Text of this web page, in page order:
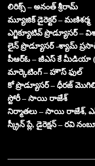
లిరిక్స్ – అనంత్ శ్రీరామ్
మ్యూజిక్ డైరెక్టర్ – మణిశర్మ
ఎగ్జిక్యూటివ్ ప్రొడ్యూసర్ –
లైన్ ప్రొడ్యూసర్ -శ్యామ్
పీఆర్ఓ – జీఎస్ కే మీడియా
మార్కెటింగ్ – హౌస్ ఫుల్
కో ప్రొడ్యూసర్ – ధీరజ్
స్టోరీ – సాయి రాజేశ్
నిర్మాతలు – సాయి రాజేశ్,
స్క్రీన్ ప్లే, డైరెక్షన్ – రవి